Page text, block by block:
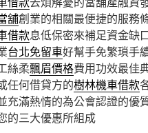
舖創業的相關最便捷的服務
借款息低保密來補足資金缺
台北免留車好幫手免繁瑣手
絲柔飄眉價格費用功效最佳
任何借貸方的樹林機車借款
充滿熱情的為公會認證的優
的三大優惠所組成